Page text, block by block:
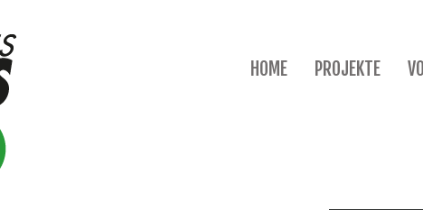
HOME PROJEKTE